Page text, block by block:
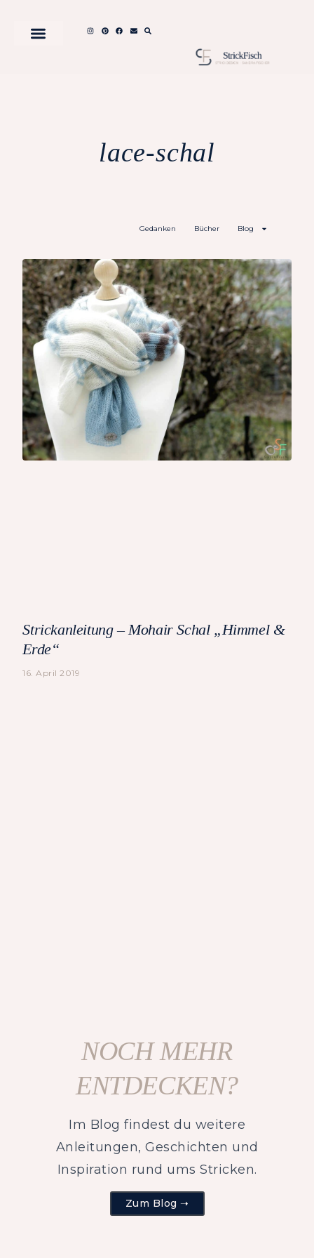
lace-schal
Gedanken Bücher Blog
Strickanleitung – Mohair Schal „Himmel &
Erde“
16. April 2019
NOCH MEHR
ENTDECKEN?
Im Blog findest du weitere
Anleitungen, Geschichten und
Inspiration rund ums Stricken.
Zum Blog ➝